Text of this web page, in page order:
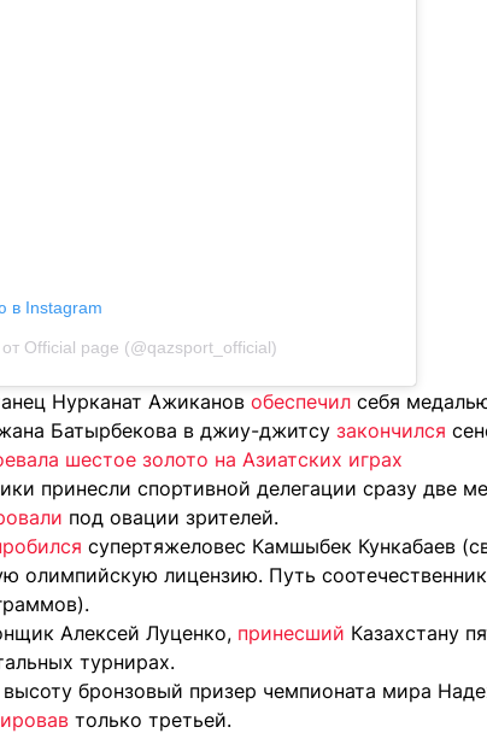
в Instagram
Official page (@qazsport_official)
Нурканат Ажиканов обеспечил себя
Батырбекова в джиу-джитсу закончился
шестое золото на Азиатских играх
принесли спортивной делегации сразу две
под овации зрителей.
супертяжеловес Камшыбек Кункабаев
олимпийскую лицензию. Путь
Алексей Луценко, принесший Казахстану
турнирах.
бронзовый призер чемпионата мира
только третьей.